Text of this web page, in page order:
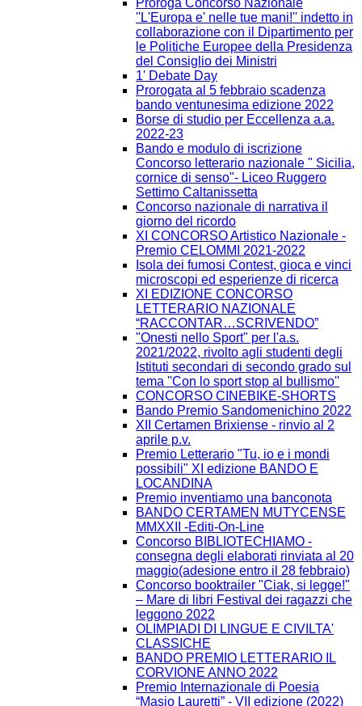
Proroga Concorso Nazionale
''L'Europa e' nelle tue mani!'' indetto in
collaborazione con il Dipartimento per
le Politiche Europee della Presidenza
del Consiglio dei Ministri
1' Debate Day
Prorogata al 5 febbraio scadenza
bando ventunesima edizione 2022
Borse di studio per Eccellenza a.a.
2022-23
Bando e modulo di iscrizione
Concorso letterario nazionale " Sicilia,
cornice di senso"- Liceo Ruggero
Settimo Caltanissetta
Concorso nazionale di narrativa il
giorno del ricordo
XI CONCORSO Artistico Nazionale -
Premio CELOMMI 2021-2022
Isola dei fumosi Contest, gioca e vinci
microscopi ed esperienze di ricerca
XI EDIZIONE CONCORSO
LETTERARIO NAZIONALE
“RACCONTAR…SCRIVENDO”
"Onesti nello Sport" per l'a.s.
2021/2022, rivolto agli studenti degli
Istituti secondari di secondo grado sul
tema ''Con lo sport stop al bullismo''
CONCORSO CINEBIKE-SHORTS
Bando Premio Sandomenichino 2022
XII Certamen Brixiense - rinvio al 2
aprile p.v.
Premio Letterario "Tu, io e i mondi
possibili" XI edizione BANDO E
LOCANDINA
Premio inventiamo una banconota
BANDO CERTAMEN MUTYCENSE
MMXXII -Editi-On-Line
Concorso BIBLIOTECHIAMO -
consegna degli elaborati rinviata al 20
maggio(adesione entro il 28 febbraio)
Concorso booktrailer "Ciak, si legge!"
– Mare di libri Festival dei ragazzi che
leggono 2022
OLIMPIADI DI LINGUE E CIVILTA'
CLASSICHE
BANDO PREMIO LETTERARIO IL
CORVIONE ANNO 2022
Premio Internazionale di Poesia
“Masio Lauretti” - VII edizione (2022)